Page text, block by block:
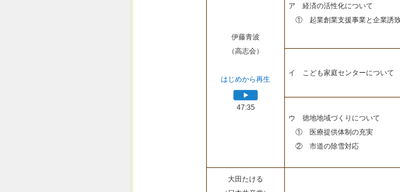
伊藤青波
（高志会）
はじめから再生
47:35
ア 経済の活性化について
① 起業創業支援事業と企業誘
イ こども家庭センターについて
ウ 徳地地域づくりについて
① 医療提供体制の充実
② 市道の除雪対応
大田たける